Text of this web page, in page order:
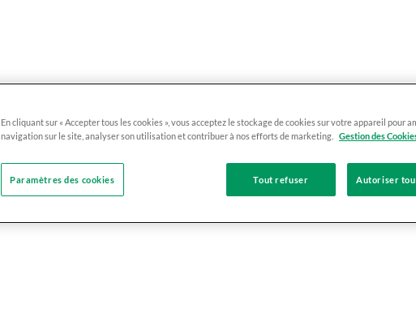
En cliquant sur « Accepter tous les cookies », vous acceptez le stockage de cookies sur votre appareil pour
navigation sur le site, analyser son utilisation et contribuer à nos efforts de marketing.
Gestion des
Tout refuser Autoriser
Paramètres des cookies